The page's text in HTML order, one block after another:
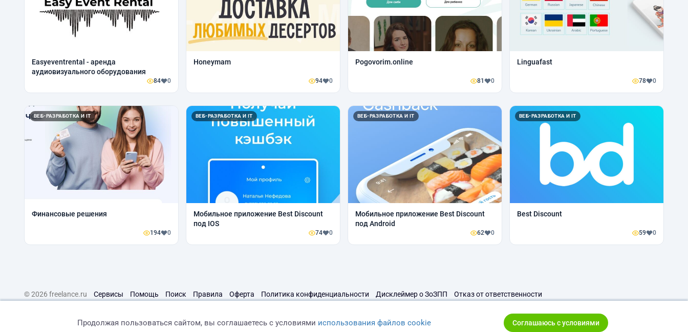
Easyeventrental - аренда
аудиовизуального оборудования
84 0
Honeymam
94 0
Pogovorim.online
81 0
Linguafast
78 0
ВЕБ-РАЗРАБОТКА И IT
Финансовые решения
194 0
ВЕБ-РАЗРАБОТКА И IT
Мобильное приложение Best Discount
под IOS
74 0
ВЕБ-РАЗРАБОТКА И IT
Мобильное приложение Best Discount
под Android
62 0
ВЕБ-РАЗРАБОТКА И IT
Best Discount
59 0
© 2026 freelance.ru Сервисы Помощь Поиск Правила Оферта Политика конфиденциальности Дисклеймер о ЗоЗПП Отказ от ответственности
Продолжая пользоваться сайтом, вы соглашаетесь с условиями использования файлов cookie Соглашаюсь с условиями